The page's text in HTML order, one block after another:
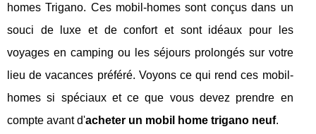
homes Trigano. Ces mobil-homes sont conçus dans un
souci de luxe et de confort et sont idéaux pour les
voyages en camping ou les séjours prolongés sur votre
lieu de vacances préféré. Voyons ce qui rend ces mobil-
homes si spéciaux et ce que vous devez prendre en
compte avant d'acheter un mobil home trigano neuf.